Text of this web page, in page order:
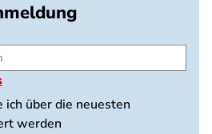
ich über die neuesten
werden